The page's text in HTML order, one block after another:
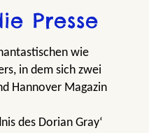
Presse
wie
in dem sich zwei
Hannover Magazin
des Dorian Gray‘